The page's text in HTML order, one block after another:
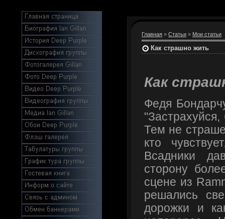
Главная » Статьи » Мои статьи
Как страшно жить
Как
Федя
Тем не
кто
Всадники
сторону
сцене из
решались
дорожки и